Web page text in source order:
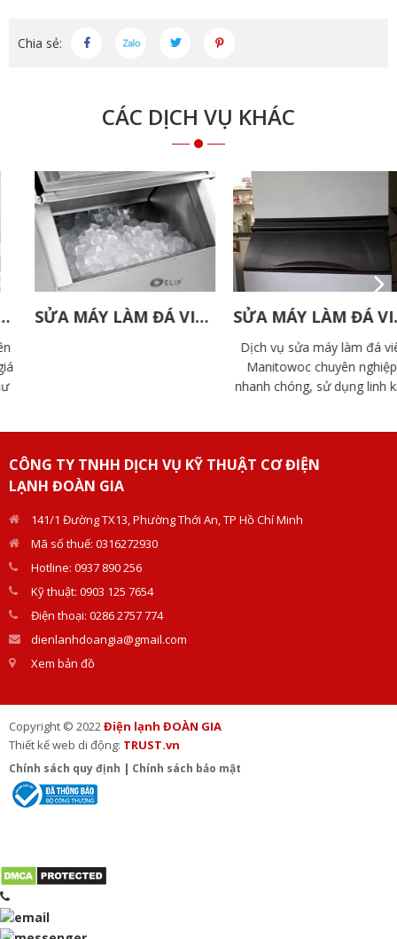
Chia sẻ:
CÁC DỊCH VỤ KHÁC
SỬA MÁY LÀM ĐÁ VIÊN ELIP SỬA MÁY LÀM ĐÁ VIÊN MANITOWOC
Dịch vụ sửa máy làm đá viên
Manitowoc chuyên nghiệp,
nhanh chóng, sử dụng linh kiện
CÔNG TY TNHH DỊCH VỤ KỸ THUẬT CƠ ĐIỆN
LẠNH ĐOÀN GIA
141/1 Đường TX13, Phường Thới An, TP Hồ Chí Minh
Mã số thuế: 0316272930
Hotline: 0937 890 256
Kỹ thuật: 0903 125 7654
Điện thoại: 0286 2757 774
dienlanhdoangia@gmail.com
Xem bản đồ
Copyright © 2022Điện lạnh ĐOÀN GIA
Thiết kế web di động: TRUST.vn
Chính sách quy định | Chính sách bảo mật